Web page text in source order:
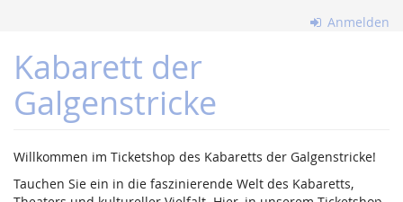
Inhalt
springen
Anmelden
Kabarett der
Galgenstricke
Willkommen im Ticketshop des Kabaretts der Galgenstricke!
Tauchen Sie ein in die faszinierende Welt des Kabaretts,